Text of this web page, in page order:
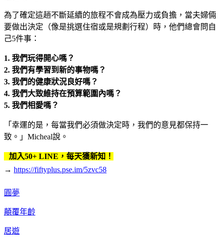
為了確定這趟不斷延續的旅程不會成為壓力或負擔，當夫婦倆
要做出決定（像是挑選住宿或是規劃行程）時，他們總會問自
己5件事：
1. 我們玩得開心嗎？
2. 我們有學習到新的事物嗎？
3. 我們的健康狀況良好嗎？
4. 我們大致維持在預算範圍內嗎？
5. 我們相愛嗎？
「幸運的是，每當我們必須做決定時，我們的意見都保持一
致。」Micheal說。
加入50+ LINE，每天獲新知！
→ https://fiftyplus.pse.im/5zvc58
圓夢
顛覆年齡
居遊